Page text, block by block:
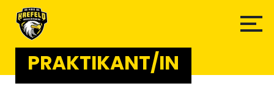
PRAKTIKANT/IN